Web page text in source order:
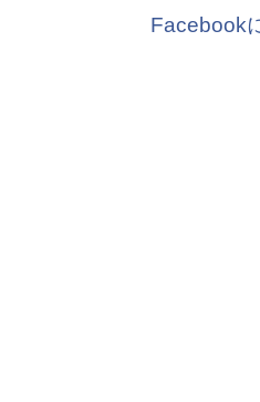
Facebook